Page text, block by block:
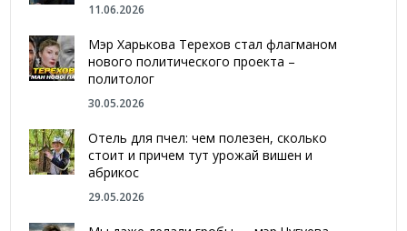
11.06.2026
Мэр Харькова Терехов стал флагманом
нового политического проекта –
политолог
30.05.2026
Отель для пчел: чем полезен, сколько
стоит и причем тут урожай вишен и
абрикос
29.05.2026